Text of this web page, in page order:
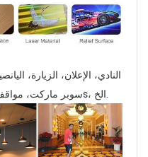
النادي، الإعلان، الزيارة،
سوبر ماركت، مواقف السيارات، المدرسة، سبا، متجر 4s، الخ.